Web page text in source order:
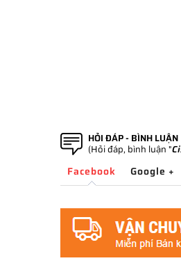
HỎI ĐÁP - BÌNH LUẬN
(Hỏi đáp, bình luận "
Facebook Google +